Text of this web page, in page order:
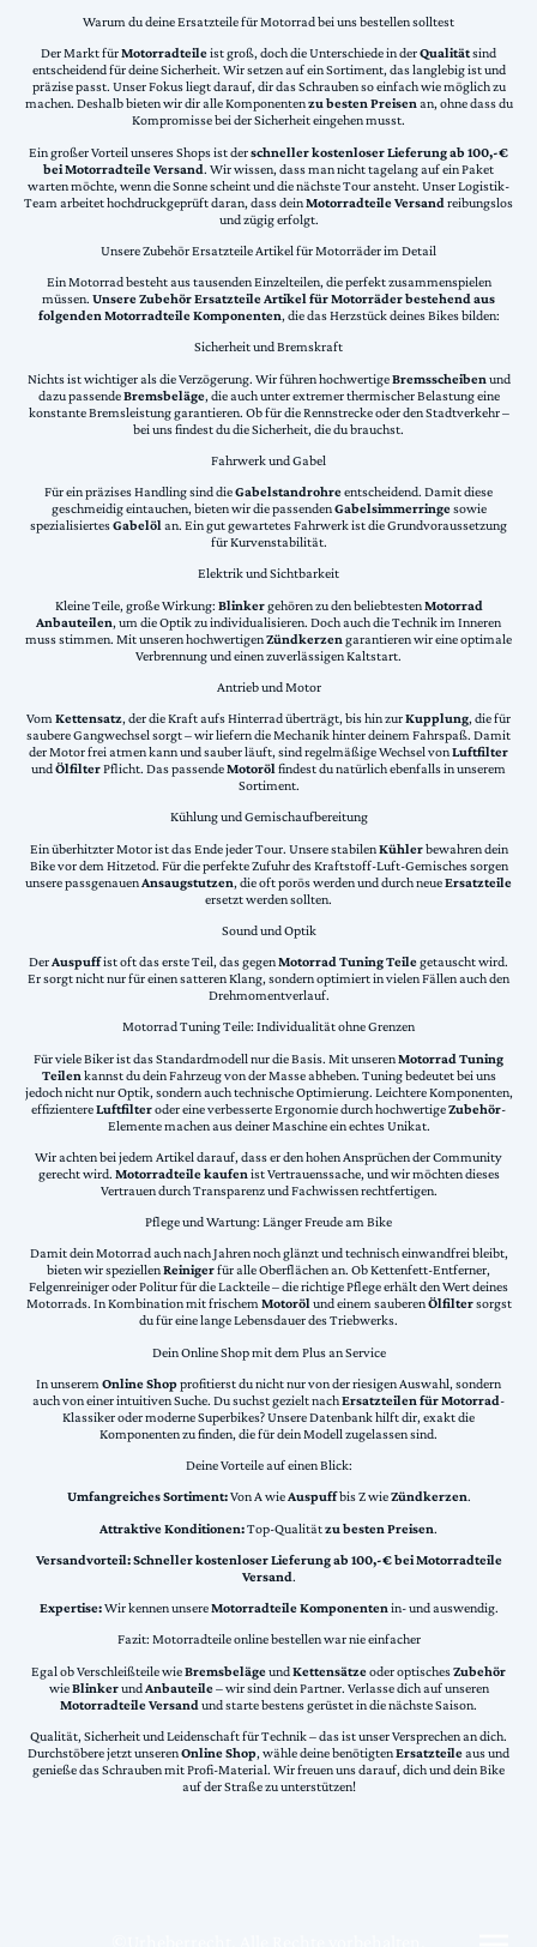
Warum du deine Ersatzteile für Motorrad bei uns bestellen solltest
Der Markt fürMotorradteileist groß, doch die Unterschiede in derQualitätsind
entscheidend für deine Sicherheit. Wir setzen auf ein Sortiment, das langlebig ist und
präzise passt. Unser Fokus liegt darauf, dir das Schrauben so einfach wie möglich zu
machen. Deshalb bieten wir dir alle Komponentenzu besten Preisenan, ohne dass du
Kompromisse bei der Sicherheit eingehen musst.
Ein großer Vorteil unseres Shops ist derschneller kostenloser Lieferung ab 100,-€
bei Motorradteile Versand. Wir wissen, dass man nicht tagelang auf ein Paket
warten möchte, wenn die Sonne scheint und die nächste Tour ansteht. Unser Logistik-
Team arbeitet hochdruckgeprüft daran, dass deinMotorradteile Versand reibungslos
und zügig erfolgt.
Unsere Zubehör Ersatzteile Artikel für Motorräder im Detail
Ein Motorrad besteht aus tausenden Einzelteilen, die perfekt zusammenspielen
müssen. Unsere Zubehör Ersatzteile Artikel für Motorräder bestehend aus
folgenden Motorradteile Komponenten, die das Herzstück deines Bikes bilden:
Sicherheit und Bremskraft
Nichts ist wichtiger als die Verzögerung. Wir führen hochwertigeBremsscheiben und
dazu passendeBremsbeläge, die auch unter extremer thermischer Belastung eine
konstante Bremsleistung garantieren. Ob für die Rennstrecke oder den Stadtverkehr –
bei uns findest du die Sicherheit, die du brauchst.
Fahrwerk und Gabel
Für ein präzises Handling sind dieGabelstandrohreentscheidend. Damit diese
geschmeidig eintauchen, bieten wir die passendenGabelsimmerringesowie
spezialisiertesGabelölan. Ein gut gewartetes Fahrwerk ist die Grundvoraussetzung
für Kurvenstabilität.
Elektrik und Sichtbarkeit
Kleine Teile, große Wirkung: Blinkergehören zu den beliebtestenMotorrad
Anbauteilen, um die Optik zu individualisieren. Doch auch die Technik im Inneren
muss stimmen. Mit unseren hochwertigenZündkerzen garantieren wir eine optimale
Verbrennung und einen zuverlässigen Kaltstart.
Antrieb und Motor
VomKettensatz, der die Kraft aufs Hinterrad überträgt, bis hin zurKupplung, die für
saubere Gangwechsel sorgt – wir liefern die Mechanik hinter deinem Fahrspaß. Damit
der Motor frei atmen kann und sauber läuft, sind regelmäßige Wechsel vonLuftfilter
undÖlfilterPflicht. Das passendeMotorölfindest du natürlich ebenfalls in unserem
Sortiment.
Kühlung und Gemischaufbereitung
Ein überhitzter Motor ist das Ende jeder Tour. Unsere stabilenKühlerbewahren dein
Bike vor dem Hitzetod. Für die perfekte Zufuhr des Kraftstoff-Luft-Gemisches sorgen
unsere passgenauenAnsaugstutzen, die oft porös werden und durch neueErsatzteile
ersetzt werden sollten.
Sound und Optik
DerAuspuffist oft das erste Teil, das gegenMotorrad Tuning Teilegetauscht wird.
Er sorgt nicht nur für einen satteren Klang, sondern optimiert in vielen Fällen auch den
Drehmomentverlauf.
Motorrad Tuning Teile: Individualität ohne Grenzen
Für viele Biker ist das Standardmodell nur die Basis. Mit unserenMotorrad Tuning
Teilen kannst du dein Fahrzeug von der Masse abheben. Tuning bedeutet bei uns
jedoch nicht nur Optik, sondern auch technische Optimierung. Leichtere Komponenten,
effizientereLuftfilteroder eine verbesserte Ergonomie durch hochwertigeZubehör-
Elemente machen aus deiner Maschine ein echtes Unikat.
Wir achten bei jedem Artikel darauf, dass er den hohen Ansprüchen der Community
gerecht wird. Motorradteile kaufen ist Vertrauenssache, und wir möchten dieses
Vertrauen durch Transparenz und Fachwissen rechtfertigen.
Pflege und Wartung: Länger Freude am Bike
Damit dein Motorrad auch nach Jahren noch glänzt und technisch einwandfrei bleibt,
bieten wir speziellenReinigerfür alle Oberflächen an. Ob Kettenfett-Entferner,
Felgenreiniger oder Politur für die Lackteile – die richtige Pflege erhält den Wert deines
Motorrads. In Kombination mit frischemMotorölund einem sauberenÖlfiltersorgst
du für eine lange Lebensdauer des Triebwerks.
Dein Online Shop mit dem Plus an Service
In unserem Online Shopprofitierst du nicht nur von der riesigen Auswahl, sondern
auch von einer intuitiven Suche. Du suchst gezielt nachErsatzteilen für Motorrad-
Klassiker oder moderne Superbikes? Unsere Datenbank hilft dir, exakt die
Komponenten zu finden, die für dein Modell zugelassen sind.
Deine Vorteile auf einen Blick:
Umfangreiches Sortiment:Von A wieAuspuffbis Z wieZündkerzen.
Attraktive Konditionen:Top-Qualitätzu besten Preisen.
Versandvorteil:Schneller kostenloser Lieferung ab 100,-€ bei Motorradteile
Versand.
Expertise:Wir kennen unsereMotorradteile Komponentenin- und auswendig.
Fazit: Motorradteile online bestellen war nie einfacher
Egal ob Verschleißteile wieBremsbelägeundKettensätzeoder optischesZubehör
wieBlinkerundAnbauteile– wir sind dein Partner. Verlasse dich auf unseren
Motorradteile Versand und starte bestens gerüstet in die nächste Saison.
Qualität, Sicherheit und Leidenschaft für Technik – das ist unser Versprechen an dich.
Durchstöbere jetzt unserenOnline Shop, wähle deine benötigtenErsatzteileaus und
genieße das Schrauben mit Profi-Material. Wir freuen uns darauf, dich und dein Bike
auf der Straße zu unterstützen!